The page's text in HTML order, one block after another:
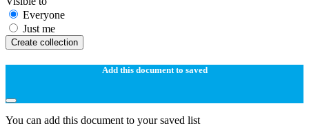
Everyone
Just me
Create collection
Add this document to saved
You can add this document to your saved list